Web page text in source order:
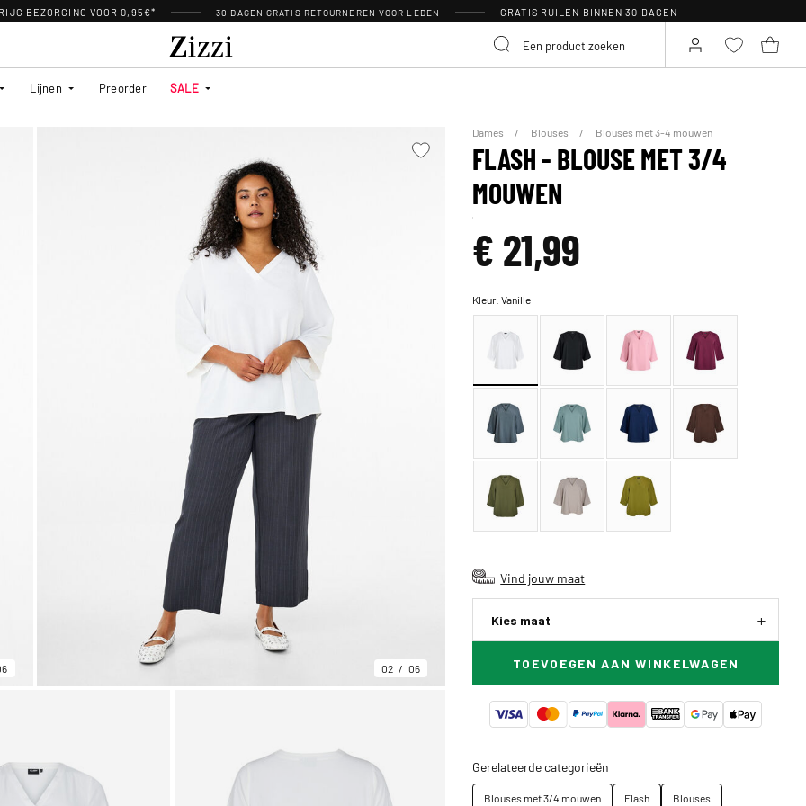
BEZORGING VOOR 0,95€* 30 DAGEN GRATIS RETOURNEREN VOOR LEDEN GRATIS RUILEN BINNEN 30 DAGEN
Lijnen Preorder SALE
02 06
Dames Blouses Blouses met 3-4 mouwen
FLASH - BLOUSE MET 3/4
MOUWEN
€ 21,99
Kleur:Vanille
Vind jouw maat
Kies maat
TOEVOEGEN AAN WINKELWAGEN
Gerelateerde categorieën
Blouses met 3/4 mouwen Flash Blouses